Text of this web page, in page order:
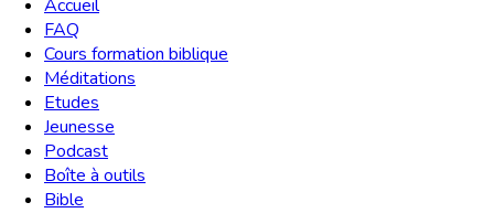
Accueil
FAQ
Cours formation biblique
Méditations
Etudes
Jeunesse
Podcast
Boîte à outils
Bible